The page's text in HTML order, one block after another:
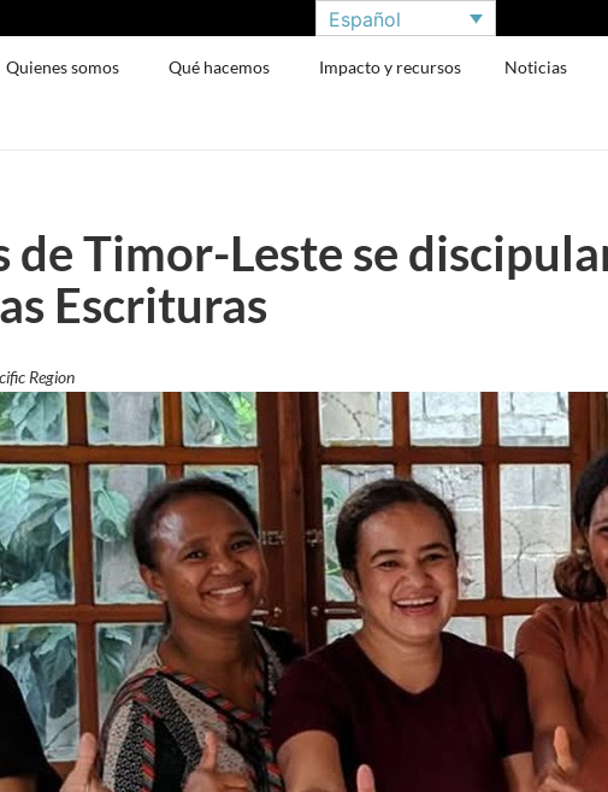
Español
Quienes somos Qué hacemos Impacto y recursos Noticias
de Timor-Leste se
Escrituras
Region